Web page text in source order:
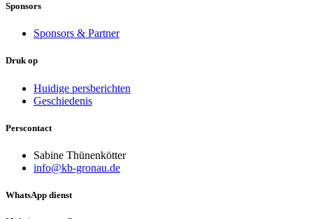
Sponsors
Sponsors & Partner
Druk op
Huidige persberichten
Geschiedenis
Perscontact
Sabine Thünenkötter
info@kb-gronau.de
WhatsApp dienst